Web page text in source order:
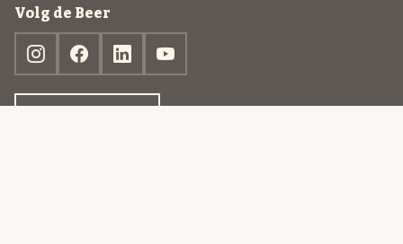
Volg de Beer